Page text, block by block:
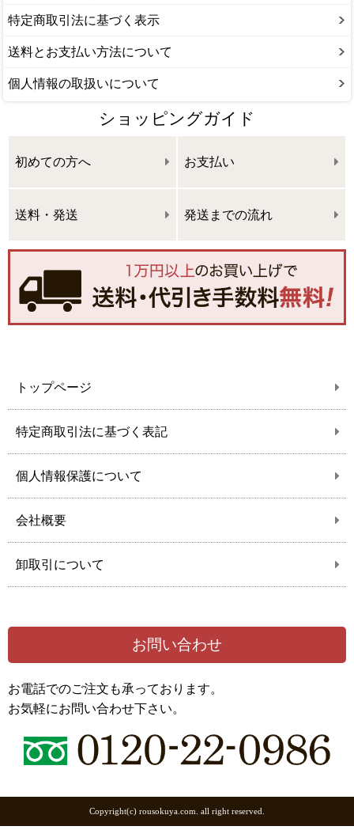
特定商取引法に基づく表示
送料とお支払い方法について
個人情報の取扱いについて
ショッピングガイド
初めての方へ お支払い
送料・発送 発送までの流れ
トップページ
特定商取引法に基づく表記
個人情報保護について
会社概要
卸取引について
お問い合わせ
お電話でのご注文も承っております。
お気軽にお問い合わせ下さい。
Copyright(c) rousokuya.com. all right reserved.